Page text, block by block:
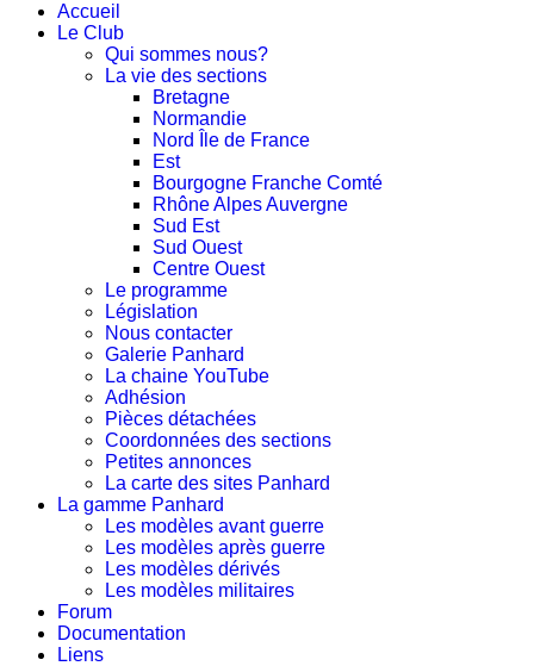
Accueil
Le Club
Qui sommes nous?
La vie des sections
Bretagne
Normandie
Nord Île de France
Est
Bourgogne Franche Comté
Rhône Alpes Auvergne
Sud Est
Sud Ouest
Centre Ouest
Le programme
Législation
Nous contacter
Galerie Panhard
La chaine YouTube
Adhésion
Pièces détachées
Coordonnées des sections
Petites annonces
La carte des sites Panhard
La gamme Panhard
Les modèles avant guerre
Les modèles après guerre
Les modèles dérivés
Les modèles militaires
Forum
Documentation
Liens